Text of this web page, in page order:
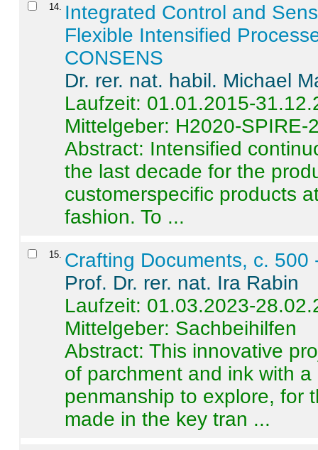
14
Integrated Control and
Flexible Intensified
CONSENS
Dr. rer. nat. habil. Michael
Laufzeit: 01.01.2015-
Mittelgeber: H2020-SPIRE-
Abstract: Intensified
the last decade for the
customerspecific products
fashion. To ...
15 Crafting Documents, c. 500
Prof. Dr. rer. nat. Ira Rabin
Laufzeit: 01.03.2023-
Mittelgeber: Sachbeihilfen
Abstract:This innovative
of parchment and ink with
penmanship to explore, for
made in the key tran ...